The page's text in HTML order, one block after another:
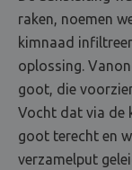
raken, noemen
kimnaad
oplossing.
goot, die
Vocht dat via de
goot terecht en
verzamelput